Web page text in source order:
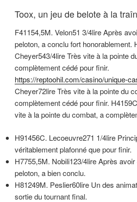
Toox, un jeu de belote à la
F41154,5M. Velon51 3/4lire Après
peloton, a conclu fort honorablement.
Cheyer543/4lire Très vite à la pointe
complètement cédé pour finir.
https://reptoohil.com/casino/unique-
Cheyer72lire Très vite à la pointe du
complètement cédé pour finir.
vite à la pointe du combat, a
H91456C. Lecoeuvre271 1/4lire
véritablement plafonné que pour finir.
H7755,5M. Nobili123/4lire Après
peloton, a bien conclu.
H81249M. Peslier60lire Un des
sortie du tournant final.